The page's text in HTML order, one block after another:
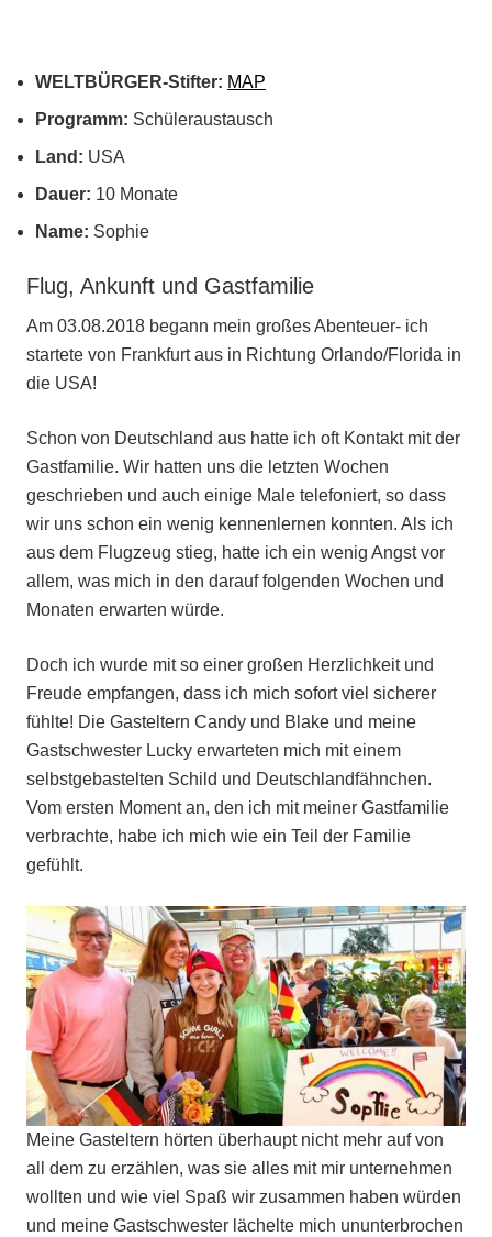
WELTBÜRGER-Stifter: MAP
Programm: Schüleraustausch
Land: USA
Dauer: 10 Monate
Name: Sophie
Flug, Ankunft und Gastfamilie
Am 03.08.2018 begann mein großes Abenteuer- ich
startete von Frankfurt aus in Richtung Orlando/Florida in
die USA!
Schon von Deutschland aus hatte ich oft Kontakt mit der
Gastfamilie. Wir hatten uns die letzten Wochen
geschrieben und auch einige Male telefoniert, so dass
wir uns schon ein wenig kennenlernen konnten. Als ich
aus dem Flugzeug stieg, hatte ich ein wenig Angst vor
allem, was mich in den darauf folgenden Wochen und
Monaten erwarten würde.
Doch ich wurde mit so einer großen Herzlichkeit und
Freude empfangen, dass ich mich sofort viel sicherer
fühlte! Die Gasteltern Candy und Blake und meine
Gastschwester Lucky erwarteten mich mit einem
selbstgebastelten Schild und Deutschlandfähnchen.
Vom ersten Moment an, den ich mit meiner Gastfamilie
verbrachte, habe ich mich wie ein Teil der Familie
gefühlt.
Meine Gasteltern hörten überhaupt nicht mehr auf von
all dem zu erzählen, was sie alles mit mir unternehmen
wollten und wie viel Spaß wir zusammen haben würden
und meine Gastschwester lächelte mich ununterbrochen